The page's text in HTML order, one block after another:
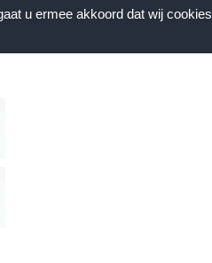
u ermee akkoord dat wij cookies